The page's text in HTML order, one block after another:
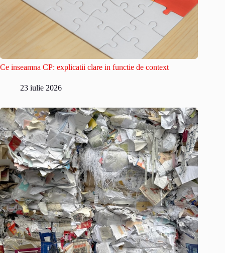
Ce inseamna CP: explicatii clare in functie de context
23 iulie 2026